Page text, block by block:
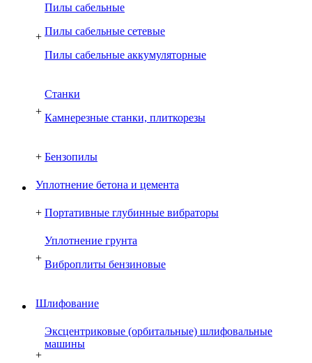
+
Пилы сабельные
Пилы сабельные сетевые
Пилы сабельные аккумуляторные
+
Cтанки
Камнерезные станки, плиткорезы
+ Бензопилы
Уплотнение бетона и цемента
+ Портативные глубинные вибраторы
+
Уплотнение грунта
Виброплиты бензиновые
Шлифование
+
Эксцентриковые (орбитальные) шлифовальные
машины